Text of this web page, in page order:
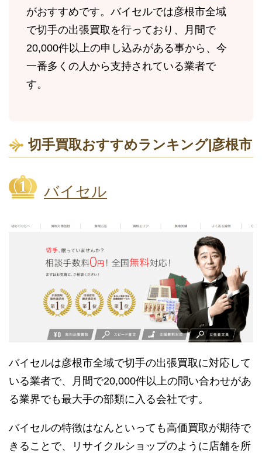
がおすすめです。バイセルでは彦根市全域
で切手の出張買取を行っており、月間で
20,000件以上の申し込みがある事から、今
一番多くの人から支持されている業者で
す。
切手買取おすすめランキング|彦根市
バイセル
バイセルは彦根市全域で切手の出張買取に対応して
いる業者で、月間で20,000件以上の問い合わせがあ
る業界でも最大手の部類に入る会社です。
バイセルの特徴はなんといっても高価買取が期待で
きることで、リサイクルショップのように店舗を所